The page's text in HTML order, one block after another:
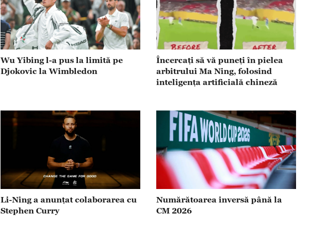
Wu Yibing l-a pus la limită pe
Djokovic la Wimbledon
Încercați să vă puneți în pielea
arbitrului Ma Ning, folosind
inteligența artificială chineză
Li-Ning a anunțat colaborarea cu
Stephen Curry
Numărătoarea inversă până la
CM 2026